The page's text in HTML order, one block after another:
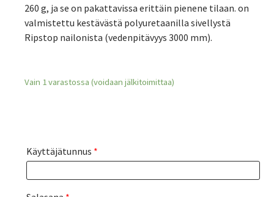
260 g, ja se on pakattavissa erittäin pienene tilaan. on
valmistettu kestävästä polyuretaanilla sivellystä
Ripstop nailonista (vedenpitävyys 3000 mm).
Vain 1 varastossa (voidaan jälkitoimittaa)
Käyttäjätunnus *